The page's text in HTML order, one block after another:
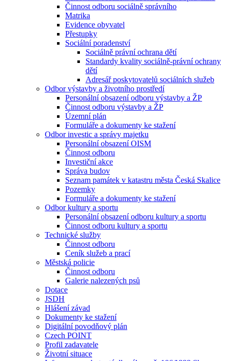
Činnost odboru sociálně správního
Matrika
Evidence obyvatel
Přestupky
Sociální poradenství
Sociálně právní ochrana dětí
Standardy kvality sociálně-právní ochrany
dětí
Adresář poskytovatelů sociálních služeb
Odbor výstavby a životního prostředí
Personální obsazení odboru výstavby a ŽP
Činnost odboru výstavby a ŽP
Územní plán
Formuláře a dokumenty ke stažení
Odbor investic a správy majetku
Personální obsazení OISM
Činnost odboru
Investiční akce
Správa budov
Seznam památek v katastru města Česká Skalice
Pozemky
Formuláře a dokumenty ke stažení
Odbor kultury a sportu
Personální obsazení odboru kultury a sportu
Činnost odboru kultury a sportu
Technické služby
Činnost odboru
Ceník služeb a prací
Městská policie
Činnost odboru
Galerie nalezených psů
Dotace
JSDH
Hlášení závad
Dokumenty ke stažení
Digitální povodňový plán
Czech POINT
Profil zadavatele
Životní situace